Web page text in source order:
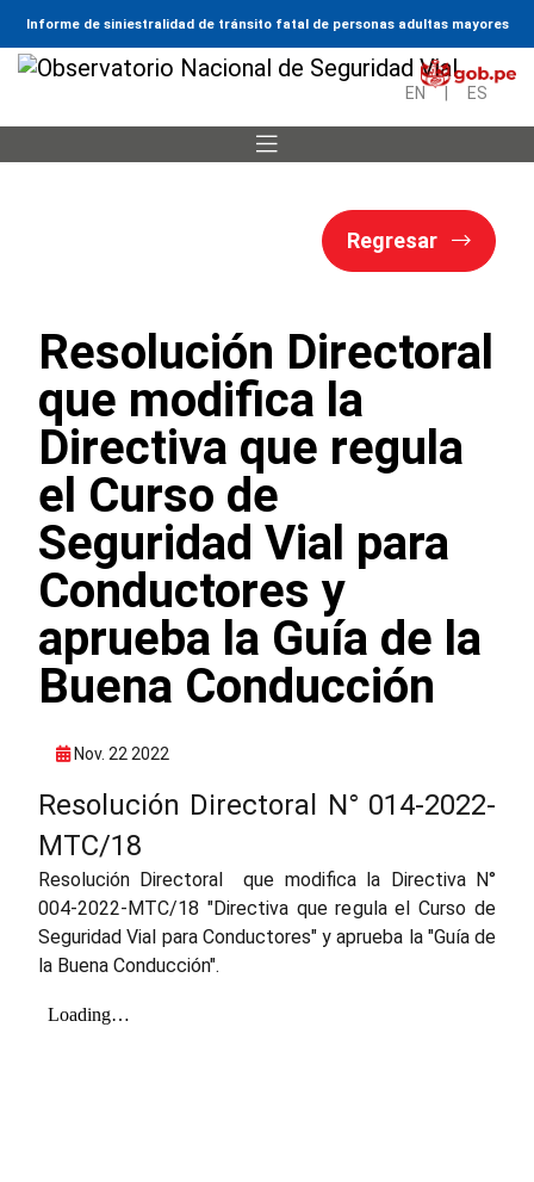
Informe de siniestralidad de tránsito fatal de personas adultas mayores
EN ES
Regresar
Resolución Directoral
que modifica la
Directiva que regula
el Curso de
Seguridad Vial para
Conductores y
aprueba la Guía de la
Buena Conducción
Nov. 22 2022
Resolución Directoral N° 014-2022-
MTC/18
Resolución Directoral que modifica la Directiva N°
004-2022-MTC/18 "Directiva que regula el Curso de
Seguridad Vial para Conductores" y aprueba la "Guía de
la Buena Conducción".